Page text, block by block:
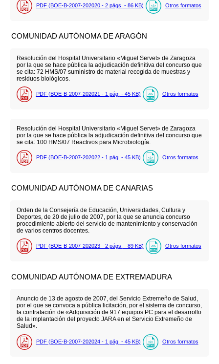
PDF (BOE-B-2007-202020 - 2 págs. - 86 KB) Otros formatos
COMUNIDAD AUTÓNOMA DE ARAGÓN
Resolución del Hospital Universitario «Miguel Servet» de Zaragoza
por la que se hace pública la adjudicación definitiva del concurso que
se cita: 72 HMS/07 suministro de material recogida de muestras y
residuos biológicos.
PDF (BOE-B-2007-202021 - 1 pág. - 45 KB) Otros formatos
Resolución del Hospital Universitario «Miguel Servet» de Zaragoza
por la que se hace pública la adjudicación definitiva del concurso que
se cita: 100 HMS/07 Reactivos para Microbiología.
PDF (BOE-B-2007-202022 - 1 pág. - 45 KB) Otros formatos
COMUNIDAD AUTÓNOMA DE CANARIAS
Orden de la Consejería de Educación, Universidades, Cultura y
Deportes, de 20 de julio de 2007, por la que se anuncia concurso
procedimiento abierto del servicio de mantenimiento y conservación
de varios centros docentes.
PDF (BOE-B-2007-202023 - 2 págs. - 89 KB) Otros formatos
COMUNIDAD AUTÓNOMA DE EXTREMADURA
Anuncio de 13 de agosto de 2007, del Servicio Extremeño de Salud,
por el que se convoca a pública licitación, por el sistema de concurso,
la contratación de «Adquisición de 917 equipos PC para el desarrollo
de la implantación del proyecto JARA en el Servicio Extremeño de
Salud».
PDF (BOE-B-2007-202024 - 1 pág. - 45 KB) Otros formatos